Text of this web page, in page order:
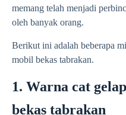
memang telah menjadi
oleh banyak orang.
Berikut ini adalah beberapa
mobil bekas tabrakan.
1. Warna cat
bekas tabrakan